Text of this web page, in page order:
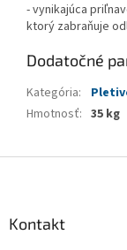
- vynikajúca
ktorý zabraňuje
Dodatočné
Kategória:
Hmotnosť: 35 kg
Kontakt